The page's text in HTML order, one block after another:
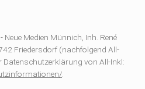
Neue Medien Münnich, Inh. René
Friedersdorf (nachfolgend All-
Datenschutzerklärung von All-Inkl: